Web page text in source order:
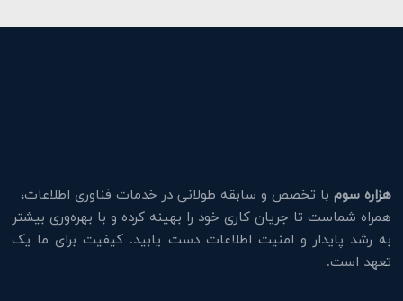
هزاره سوم با تخصص و سابقه طولانی در خدمات فناوری اطلاعات،
همراه شماست تا جریان کاری خود را بهینه کرده و با بهره‌وری بیشتر
به رشد پایدار و امنیت اطلاعات دست یابید. کیفیت برای ما یک
تعهد است.